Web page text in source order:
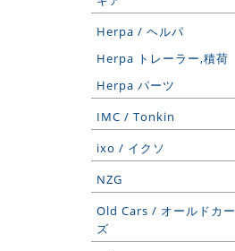
Herpa / ヘルパ
Herpa トレーラー,積荷
Herpa パーツ
IMC / Tonkin
ixo / イクソ
NZG
Old Cars / オールドカー
ズ